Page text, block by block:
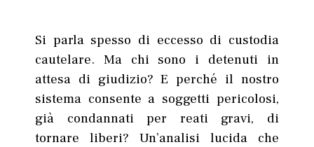
Si parla spesso di eccesso di custodia
cautelare. Ma chi sono i detenuti in
attesa di giudizio? E perché il nostro
sistema consente a soggetti pericolosi,
già condannati per reati gravi, di
tornare liberi? Un’analisi lucida che